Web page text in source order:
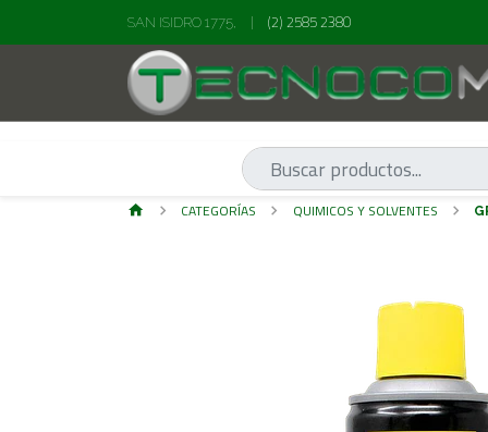
SAN ISIDRO 1775, (2) 2585 2380
CATEGORÍAS QUIMICOS Y SOLVENTES